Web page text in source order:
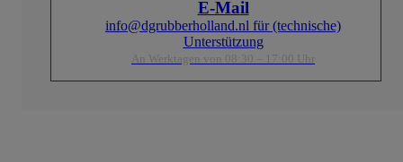
E-Mail
info@dgrubberholland.nl für (technische)
Unterstützung
An Werktagen von 08:30 – 17:00 Uhr